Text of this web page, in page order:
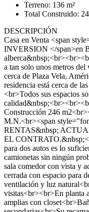
Terreno: 136 m²
Total Construido:
DESCRIPCIÓN
Casa en Venta <span
INVERSION </span>en
a tan solo unos metros
cerca de Plaza Vela,
residencia está cerca de
<br>Todos sus espacios
Construcción 246
M.N.<br><span
RENTAS&nbsp;
EL
para dos autos es lo
camionetas sin ningún
sala comedor con vista y
cerrada con espacio para
ventilación y luz
visitas<br><br>En planta
amplias con